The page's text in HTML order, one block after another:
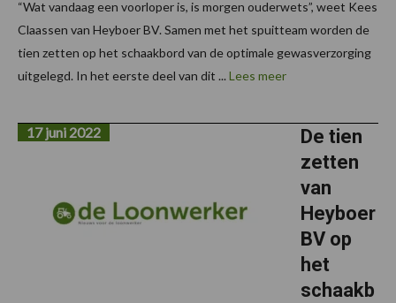
“Wat vandaag een voorloper is, is morgen ouderwets”, weet Kees
Claassen van Heyboer BV. Samen met het spuitteam worden de
tien zetten op het schaakbord van de optimale gewasverzorging
uitgelegd. In het eerste deel van dit ... Lees meer
De tien
zetten
van
Heyboer
BV op
het
schaakb
17 juni 2022